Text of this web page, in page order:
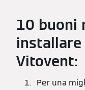
10 buoni
Vitovent:
Per una